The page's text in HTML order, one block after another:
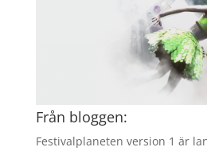
Från bloggen:
Festivalplaneten version 1 är